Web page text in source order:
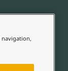
navigation,